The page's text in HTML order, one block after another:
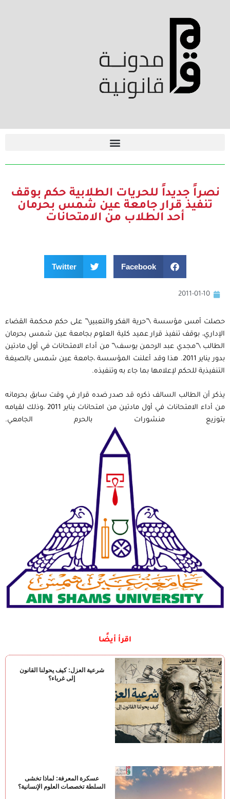
نصراً جديداً للحريات الطلابية حكم بوقف
تنفيذ قرار جامعة عين شمس بحرمان
أحد الطلاب من الامتحانات
Facebook
Twitter
2011-01-10
حصلت أمس مؤسسة \”حرية الفكر والتعبير\” على حكم محكمة القضاء
الإداري، بوقف تنفيذ قرار عميد كلية العلوم بجامعة عين شمس بحرمان
الطالب \”مجدي عبد الرحمن يوسف\” من أداء الامتحانات في أول مادتين
بدور يناير 2011. هذا وقد أعلنت المؤسسة ،جامعة عين شمس بالصيغة
التنفيذية للحكم لإعلامها بما جاء به وتنفيذه.
يذكر أن الطالب السالف ذكره قد صدر ضده قرار في وقت سابق بحرمانه
من أداء الامتحانات في أول مادتين من امتحانات يناير 2011 ،وذلك لقيامه
بتوزيع منشورات بالحرم الجامعي.
اقرأ أيضًا
شرعية العزل: كيف يحولنا القانون
إلى غرباء؟
عسكرة المعرفة: لماذا تخشى
السلطة تخصصات العلوم الإنسانية؟